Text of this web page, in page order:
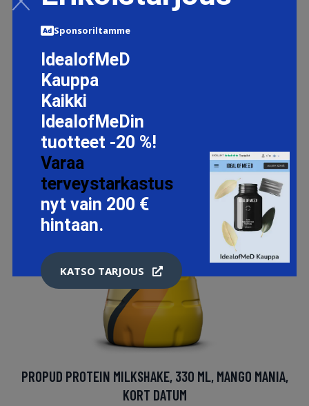
PROPUD PROTEIN MILKSHAKE, 330 ML, MANGO MANIA,
KORT DATUM
Sponsoriltamme
IdealofMeD
Kauppa
Kaikki
IdealofMeDin
tuotteet -20 %!
Varaa
terveystarkastus
nyt vain 200 €
hintaan.
KATSO TARJOUS